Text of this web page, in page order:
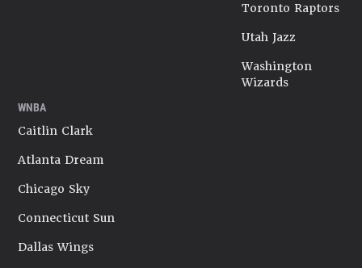
Toronto Raptors
Utah Jazz
Washington
Wizards
WNBA
Caitlin Clark
Atlanta Dream
Chicago Sky
Connecticut Sun
Dallas Wings